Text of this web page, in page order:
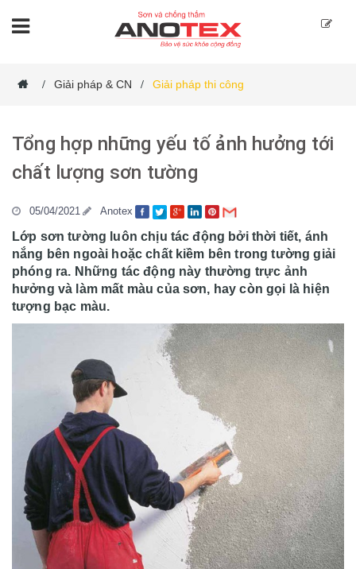
/ Giải pháp & CN / Giải pháp thi công
Tổng hợp những yếu tố ảnh hưởng tới
chất lượng sơn tường
05/04/2021 Anotex
Lớp sơn tường luôn chịu tác động bởi thời tiết, ánh
nắng bên ngoài hoặc chất kiềm bên trong tường giải
phóng ra. Những tác động này thường trực ảnh
hưởng và làm mất màu của sơn, hay còn gọi là hiện
tượng bạc màu.